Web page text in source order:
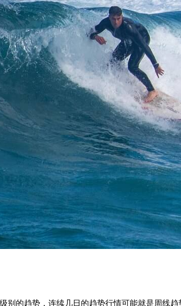
的趋势，连续几日的趋势行情可能就是周线